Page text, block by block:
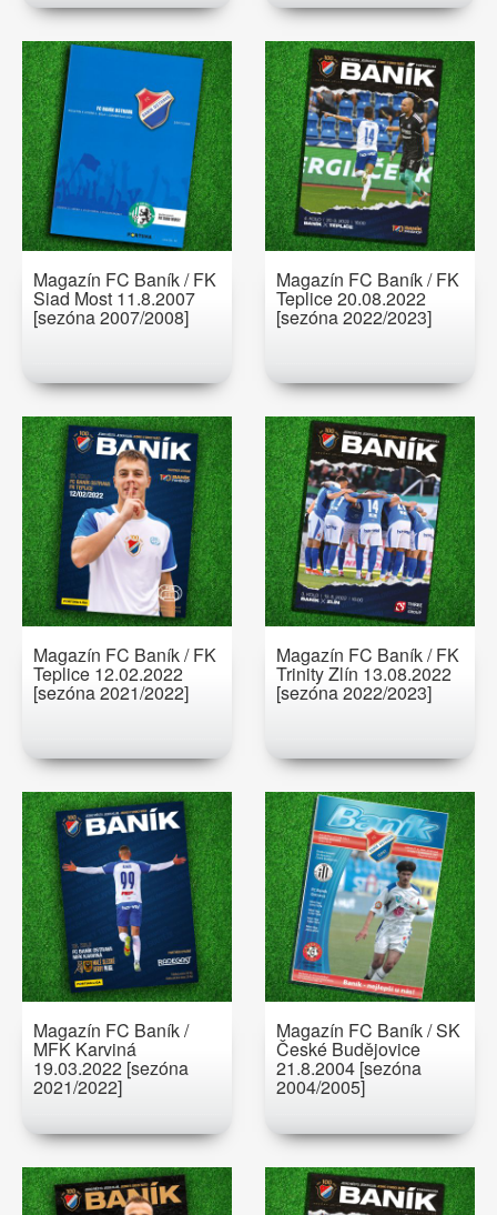
Magazín FC Baník / FK
Siad Most 11.8.2007
[sezóna 2007/2008]
Magazín FC Baník / FK
Teplice 20.08.2022
[sezóna 2022/2023]
Magazín FC Baník / FK
Teplice 12.02.2022
[sezóna 2021/2022]
Magazín FC Baník / FK
Trinity Zlín 13.08.2022
[sezóna 2022/2023]
Magazín FC Baník /
MFK Karviná
19.03.2022 [sezóna
2021/2022]
Magazín FC Baník / SK
České Budějovice
21.8.2004 [sezóna
2004/2005]